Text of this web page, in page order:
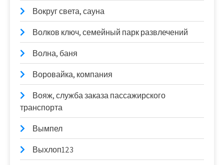
Вокруг света, сауна
Волков ключ, семейный парк развлечений
Волна, баня
Воровайка, компания
Вояж, служба заказа пассажирского
транспорта
Вымпел
Выхлоп123